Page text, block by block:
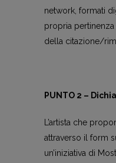
network, formati
propria pertinenza
della citazione/
PUNTO 2 –
L’artista che
attraverso il form
un’iniziativa di